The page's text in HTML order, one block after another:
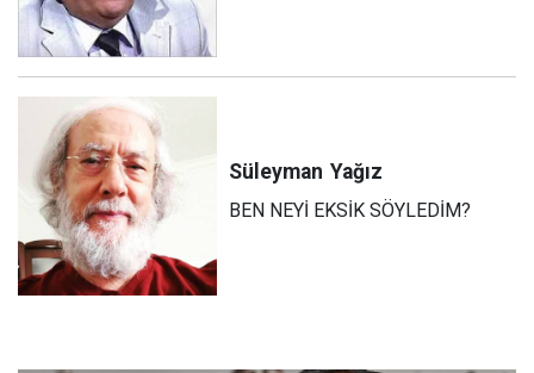
Süleyman Yağız
BEN NEYİ EKSİK SÖYLEDİM?